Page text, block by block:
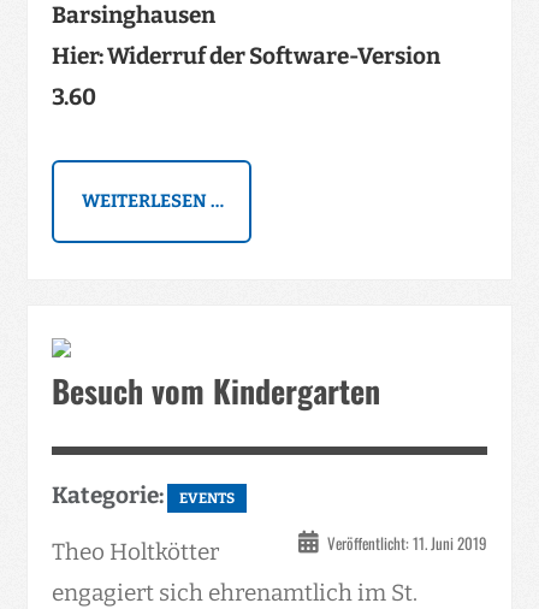
Barsinghausen
Hier: Widerruf der Software-Version
3.60
WEITERLESEN …
Besuch vom Kindergarten
Kategorie: EVENTS
Veröffentlicht: 11. Juni 2019
Theo Holtkötter
engagiert sich ehrenamtlich im St.